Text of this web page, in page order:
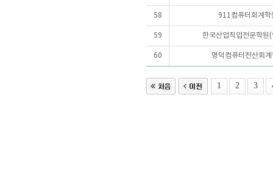
58 911컴퓨터회계학
59 한국산업직업전문학원
60 명덕컴퓨터전산회계
1 2 3